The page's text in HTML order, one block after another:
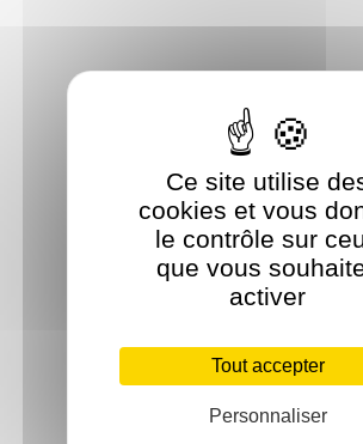
Ce site utilise
cookies et vous
le contrôle sur
que vous
activer
Tout accepter
Personnaliser